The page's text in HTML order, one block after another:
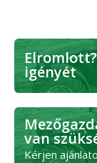
igényét
van
Kérjen